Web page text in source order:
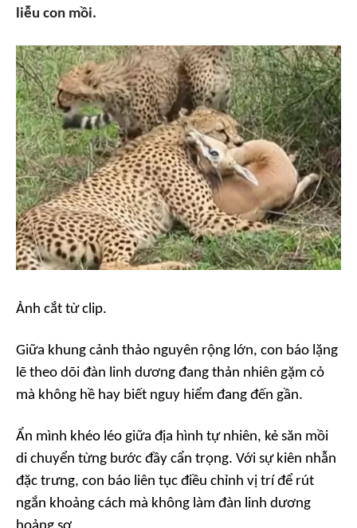
liễu con mồi.
Ảnh cắt từ clip.
Giữa khung cảnh thảo nguyên rộng lớn, con báo lặng
lẽ theo dõi đàn linh dương đang thản nhiên gặm cỏ
mà không hề hay biết nguy hiểm đang đến gần.
Ẩn mình khéo léo giữa địa hình tự nhiên, kẻ săn mồi
di chuyển từng bước đầy cẩn trọng. Với sự kiên nhẫn
đặc trưng, con báo liên tục điều chỉnh vị trí để rút
ngắn khoảng cách mà không làm đàn linh dương